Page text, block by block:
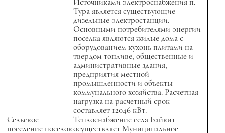
Источниками электроснабжения п.
Тура является существующие
дизельные электростанции.
Основными потребителями энергии
поселка являются жилые дома с
оборудованием кухонь плитами на
твердом топливе, общественные и
административные здания,
предприятия местной
промышленности и объекты
коммунального хозяйства. Расчетная
нагрузка на расчетный срок
составляет 12046 кВт.
Сельское
поселение поселок
Теплоснабжение села Байкит
осуществляет Муниципальное